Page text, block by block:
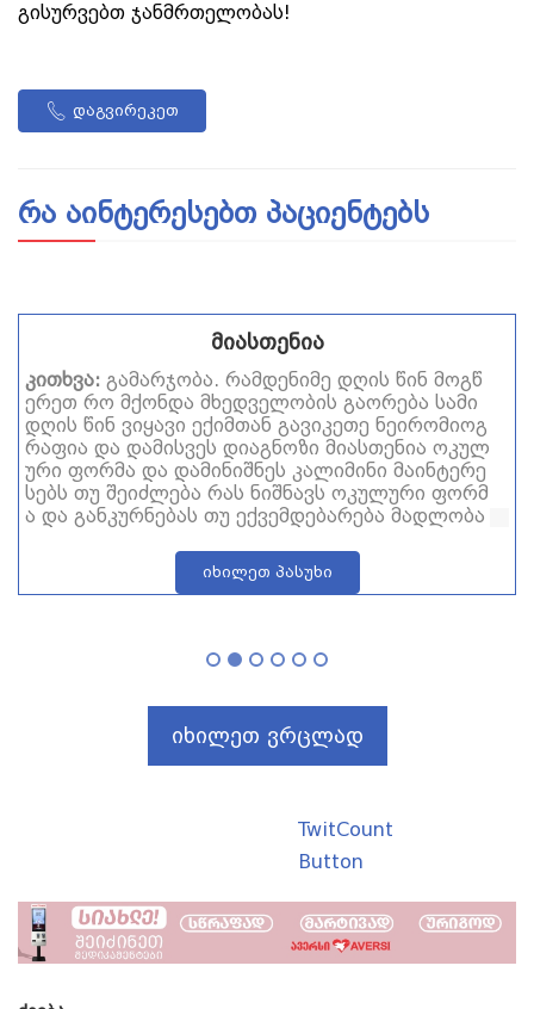
გისურვებთ ჯანმრთელობას!
დაგვირეკეთ
რა აინტერესებთ პაციენტებს
მიასთენია
კითხვა: გამარჯობა. რამდენიმე დღის წინ მოგწ
ერეთ რო მქონდა მხედველობის გაორება სამი
დღის წინ ვიყავი ექიმთან გავიკეთე ნეირომიოგ
რაფია და დამისვეს დიაგნოზი მიასთენია ოკულ
ური ფორმა და დამინიშნეს კალიმინი მაინტერე
სებს თუ შეიძლება რას ნიშნავს ოკულური ფორმ
ა და განკურნებას თუ ექვემდებარება მადლობა
იხილეთ პასუხი
იხილეთ ვრცლად
TwitCount
Button